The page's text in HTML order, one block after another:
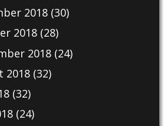
2018(30)
2018(28)
2018(24)
2018(32)
(32)
(24)